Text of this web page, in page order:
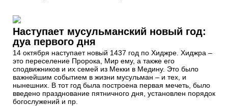
Наступает мусульманский новый год:
дуа первого дня
14 октября наступает новый 1437 год по Хиджре. Хиджра –
это переселение Пророка, Мир ему, а также его
сподвижников и их семей из Мекки в Медину. Это было
важнейшим событием в жизни мусульман – и тех, и
нынешних. В тот год была построена первая мечеть, было
введено празднование пятничного дня, установлен порядок
богослужений и пр.